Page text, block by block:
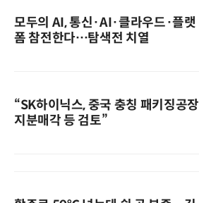
모두의 AI, 통신·AI·클라우드·플랫
폼 참전한다…탐색전 치열
“SK하이닉스, 중국 충칭 패키징공장
지분매각 등 검토”